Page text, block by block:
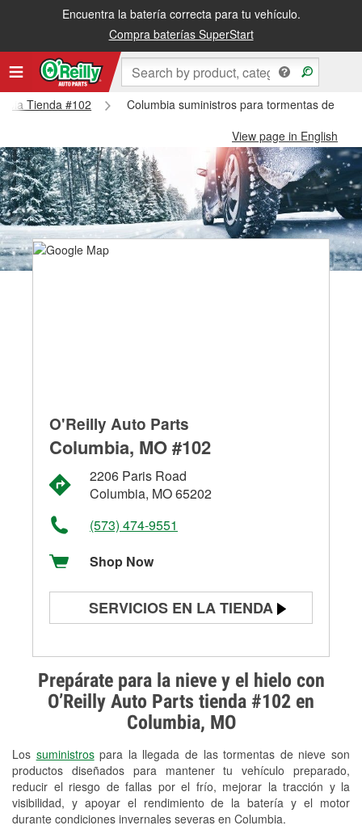
Encuentra la batería correcta para tu vehículo.
Compra baterías SuperStart
Tienda #102
Columbia suministros para tormentas de
View page in English
Prepárate para la nieve y el hielo con
O’Reilly Auto Parts tienda #102 en
Columbia, MO
Los suministrospara la llegada de las tormentas de nieve son
productos diseñados para mantener tu vehículo preparado,
reducir el riesgo de fallas por el frío, mejorar la tracción y la
visibilidad, y apoyar el rendimiento de la batería y el motor
durante condiciones invernales severas en Columbia.
O'Reilly Auto Parts
Columbia, MO #102
2206 Paris Road
Columbia, MO 65202
(573) 474-9551
Shop Now
SERVICIOS EN LA TIENDA
Prueba de alternadores y
arrancadores
Revisión de la luz "Check Engine"
Reciclaje de baterías y aceite
Instalación de bombillas de faros
Instalación de limpiaparabrisas